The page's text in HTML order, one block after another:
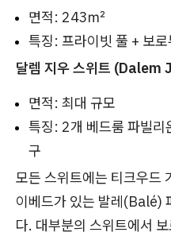
면적: 243㎡
특징: 프라이빗 풀 + 보
달렘 지우 스위트
면적: 최대 규모
특징: 2개 베드룸 파빌
구
모든 스위트에는 티크우드
이베드가 있는 발레(Balé)
다. 대부분의 스위트에서